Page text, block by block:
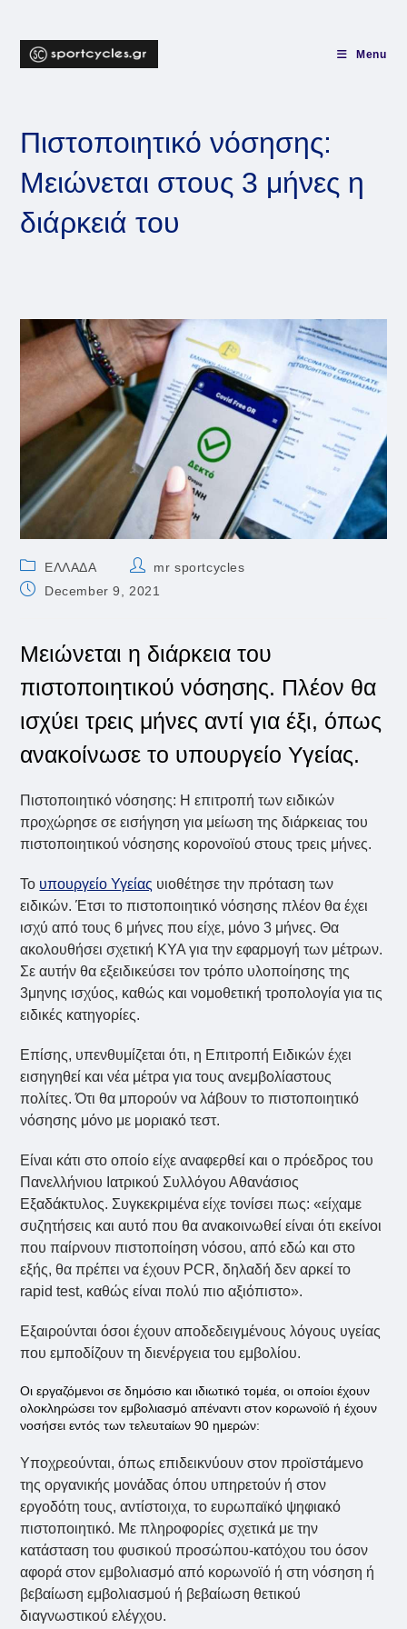
content
Menu
Πιστοποιητικό νόσησης:
Μειώνεται στους 3 μήνες η
διάρκειά του
Post
category:
ΕΛΛΑΔΑ
Postmr sportcycles
PostDecember 9, 2021
Μειώνεται η διάρκεια του
πιστοποιητικού νόσησης. Πλέον θα
ισχύει τρεις μήνες αντί για έξι, όπως
ανακοίνωσε το υπουργείο Υγείας.
Πιστοποιητικό νόσησης: Η επιτροπή των ειδικών
προχώρησε σε εισήγηση για μείωση της διάρκειας του
πιστοποιητικού νόσησης κορονοϊού στους τρεις μήνες.
Το υπουργείο Υγείας υιοθέτησε την πρόταση των
ειδικών. Έτσι το πιστοποιητικό νόσησης πλέον θα έχει
ισχύ από τους 6 μήνες που είχε, μόνο 3 μήνες. Θα
ακολουθήσει σχετική ΚΥΑ για την εφαρμογή των μέτρων.
Σε αυτήν θα εξειδικεύσει τον τρόπο υλοποίησης της
3μηνης ισχύος, καθώς και νομοθετική τροπολογία για τις
ειδικές κατηγορίες.
Επίσης, υπενθυμίζεται ότι, η Επιτροπή Ειδικών έχει
εισηγηθεί και νέα μέτρα για τους ανεμβολίαστους
πολίτες. Ότι θα μπορούν να λάβουν το πιστοποιητικό
νόσησης μόνο με μοριακό τεστ.
Είναι κάτι στο οποίο είχε αναφερθεί και ο πρόεδρος του
Πανελλήνιου Ιατρικού Συλλόγου Αθανάσιος
Εξαδάκτυλος. Συγκεκριμένα είχε τονίσει πως: «είχαμε
συζητήσεις και αυτό που θα ανακοινωθεί είναι ότι εκείνοι
που παίρνουν πιστοποίηση νόσου, από εδώ και στο
εξής, θα πρέπει να έχουν PCR, δηλαδή δεν αρκεί το
rapid test, καθώς είναι πολύ πιο αξιόπιστο».
Εξαιρούνται όσοι έχουν αποδεδειγμένους λόγους υγείας
που εμποδίζουν τη διενέργεια του εμβολίου.
Οι εργαζόμενοι σε δημόσιο και ιδιωτικό τομέα, οι οποίοι έχουν
ολοκληρώσει τον εμβολιασμό απέναντι στον κορωνοϊό ή έχουν
νοσήσει εντός των τελευταίων 90 ημερών:
Υποχρεούνται, όπως επιδεικνύουν στον προϊστάμενο
της οργανικής μονάδας όπου υπηρετούν ή στον
εργοδότη τους, αντίστοιχα, το ευρωπαϊκό ψηφιακό
πιστοποιητικό. Με πληροφορίες σχετικά με την
κατάσταση του φυσικού προσώπου-κατόχου του όσον
αφορά στον εμβολιασμό από κορωνοϊό ή στη νόσηση ή
βεβαίωση εμβολιασμού ή βεβαίωση θετικού
διαγνωστικού ελέγχου.